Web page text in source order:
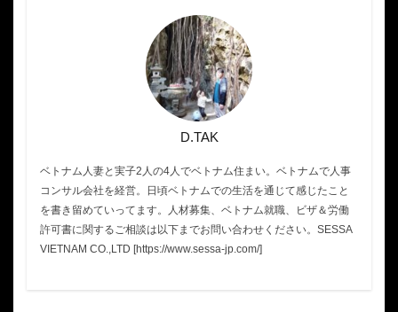
D.TAK
ベトナム人妻と実子2人の4人でベトナム住まい。ベトナムで人事
コンサル会社を経営。日頃ベトナムでの生活を通じて感じたこと
を書き留めていってます。人材募集、ベトナム就職、ビザ＆労働
許可書に関するご相談は以下までお問い合わせください。SESSA
VIETNAM CO.,LTD [https://www.sessa-jp.com/]